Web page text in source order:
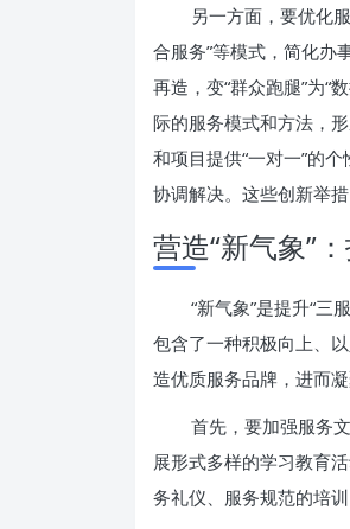
另一方面，要优化
合服务”等模式，简化办
再造，变“群众跑腿”为“
际的服务模式和方法，
和项目提供“一对一”的
协调解决。这些创新举
营造“新气象”
“新气象”是提升“三
包含了一种积极向上、
造优质服务品牌，进而
首先，要加强服务
展形式多样的学习教育
务礼仪、服务规范的培